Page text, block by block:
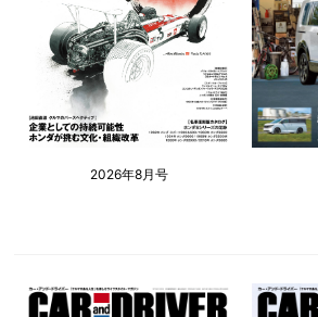
2026年8月号